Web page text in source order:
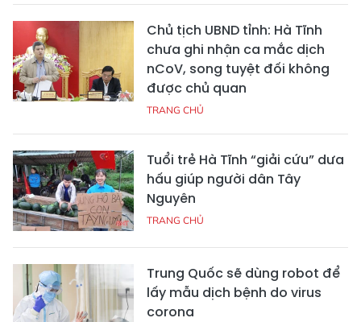
Chủ tịch UBND tỉnh: Hà Tĩnh
chưa ghi nhận ca mắc dịch
nCoV, song tuyệt đối không
được chủ quan
TRANG CHỦ
Tuổi trẻ Hà Tĩnh “giải cứu” dưa
hấu giúp người dân Tây
Nguyên
TRANG CHỦ
Trung Quốc sẽ dùng robot để
lấy mẫu dịch bệnh do virus
corona